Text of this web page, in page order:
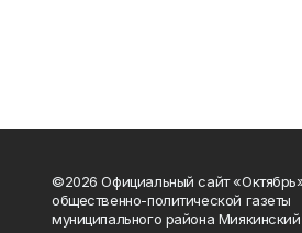
©2026 Официальный сайт
общественно-политической газеты
муниципального района